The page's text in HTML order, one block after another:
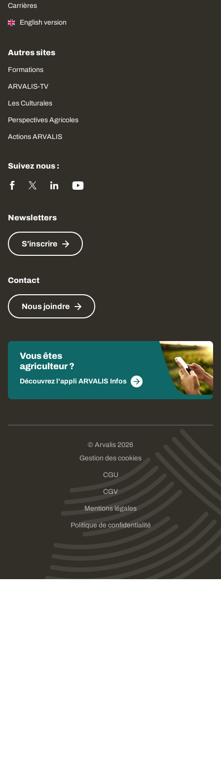
Carrières
English version
Autres sites
Formations
ARVALIS-TV
Les Culturales
Perspectives Agricoles
Actions ARVALIS
Suivez nous :
Newsletters
S'inscrire
Contact
Nous joindre
Vous êtes
agriculteur ?
Découvrez l'appli ARVALIS Infos
© Arvalis 2026
Gestion des cookies
CGU
CGV
Mentions légales
Politique de confidentialité